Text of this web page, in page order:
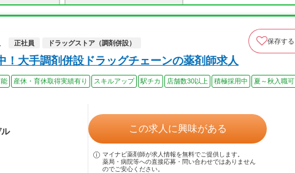
正社員 ドラッグストア（調剤併設） 保存する
！大手調剤併設ドラッグチェーンの薬剤師求人
産休・育休取得実績有り スキルアップ 駅チカ 店舗数30以上 積極採用中
夏～秋入職可
この求人に興味がある
マイナビ薬剤師が求人情報を無料でご提供します。
薬局・病院等への直接応募・問い合わせではありません
のでご安心ください。